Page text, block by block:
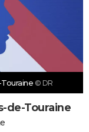
© DR
de-Touraine